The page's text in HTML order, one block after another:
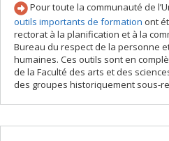
Pour toute la communauté de
outils importants de formation ont
rectorat à la planification et à la
Bureau du respect de la personne
humaines. Ces outils sont en
de la Faculté des arts et des
des groupes historiquement sous-